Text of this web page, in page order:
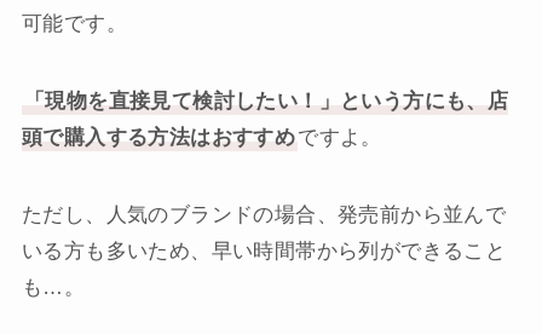
可能です。
「現物を直接見て検討したい！」という方にも、店
頭で購入する方法はおすすめですよ。
ただし、人気のブランドの場合、発売前から並んで
いる方も多いため、早い時間帯から列ができること
も…。